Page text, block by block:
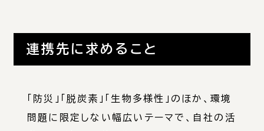
連携先に求めること
「防災」「脱炭素」「生物多様性」のほか、環境
問題に限定しない幅広いテーマで、自社の活